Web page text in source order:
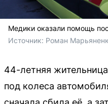
Медики оказали помощь
Источник: Роман
44-летняя
под колеса